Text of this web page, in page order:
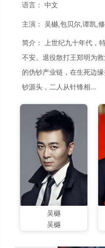
语言： 中文
主演： 吴樾,包贝尔,谭凯,
简介： 上世纪九十年代，
不安。退役散打王郑明为
的伪钞产业链，在生死边
钞源头，二人从针锋相...
吴樾
吴樾